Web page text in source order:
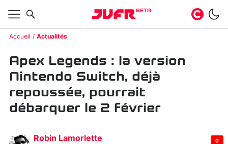
BETA
Accueil Actualités
Apex Legends : la version
Nintendo Switch, déjà
repoussée, pourrait
débarquer le 2 février
Robin Lamorlette 0